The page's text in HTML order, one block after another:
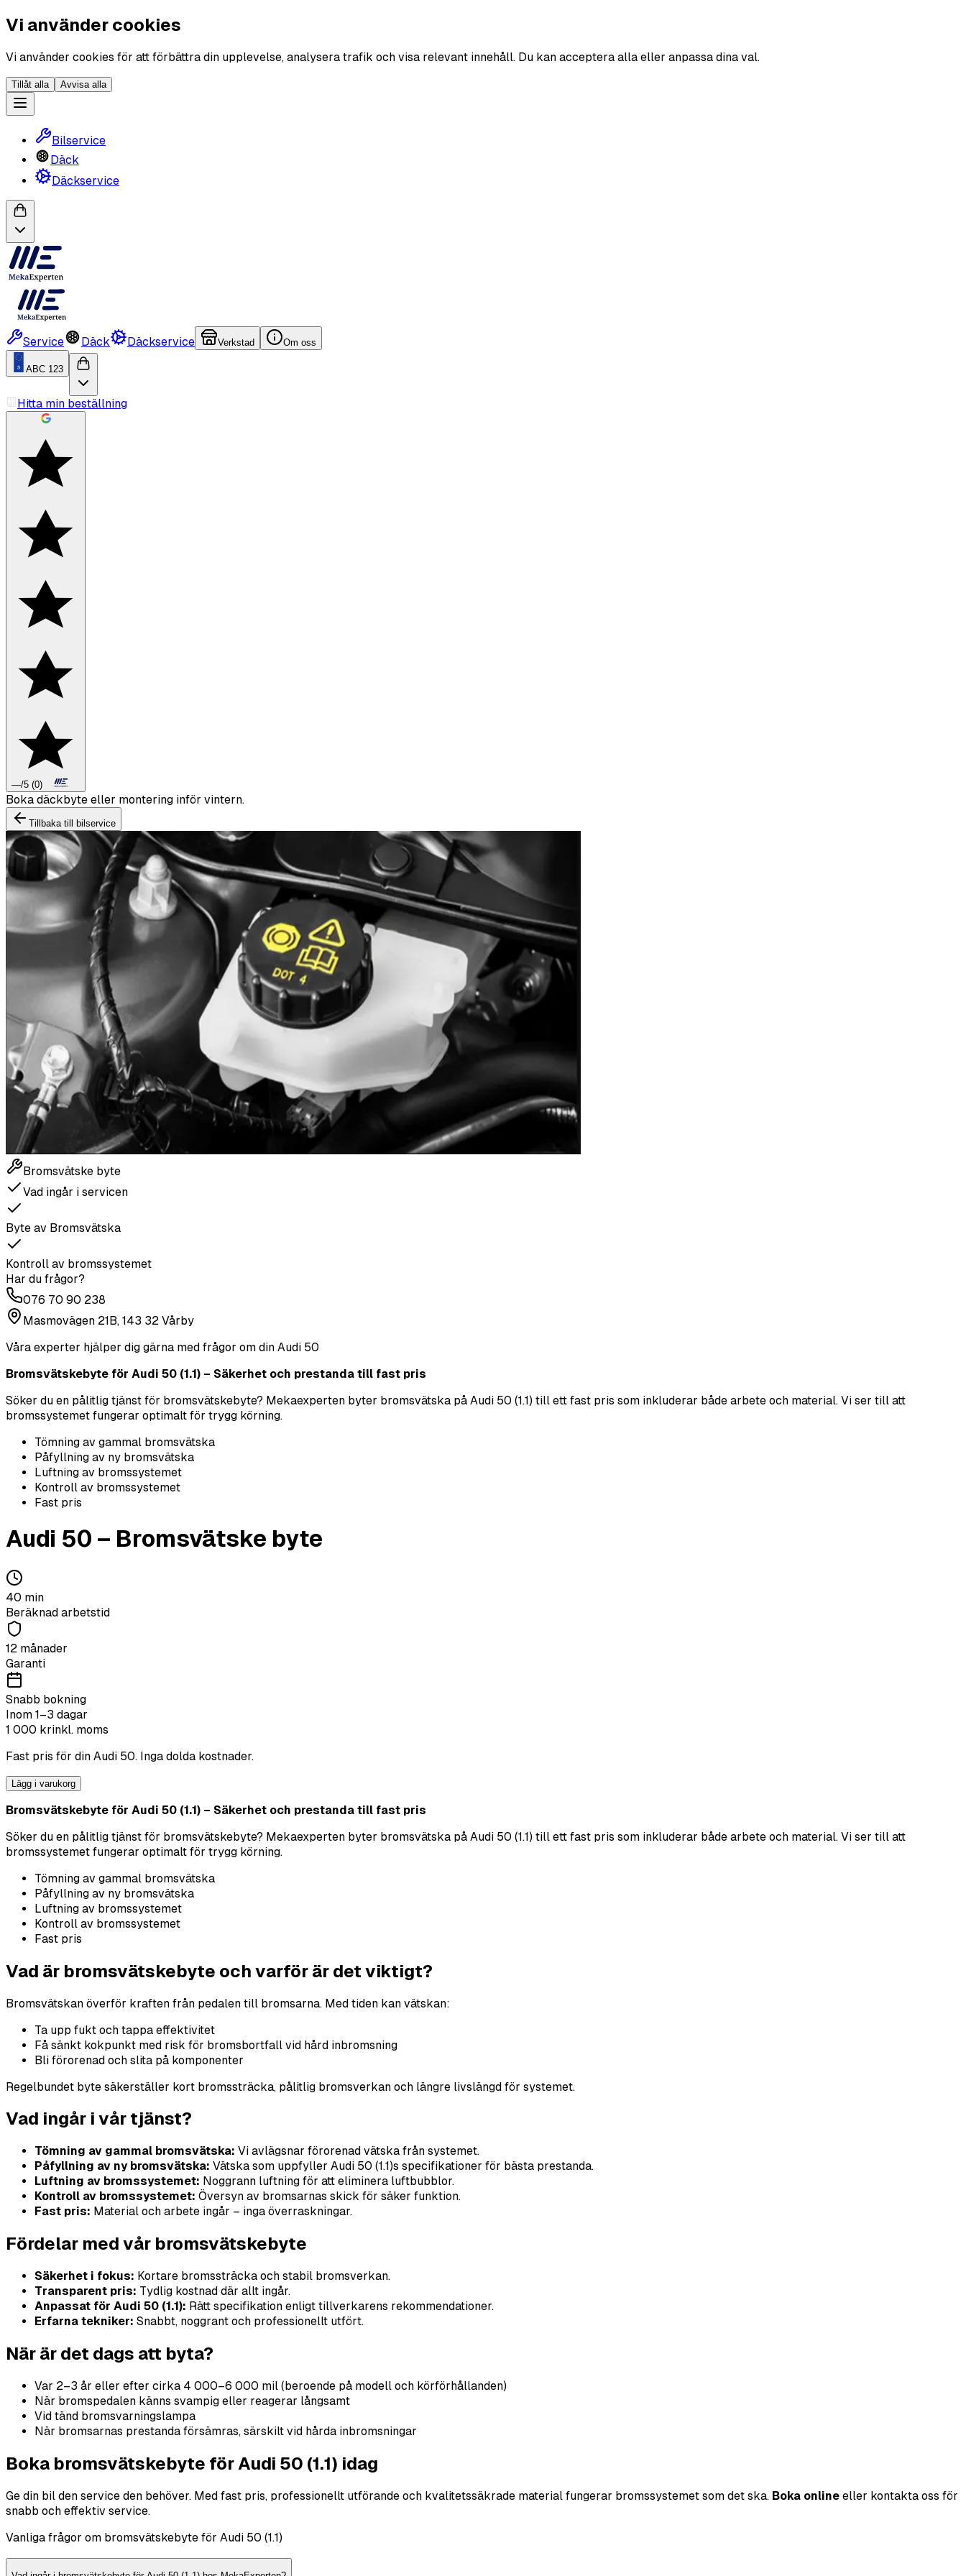
Vi använder cookies
Vi använder cookies för att förbättra din upplevelse, analysera trafik och visa relevant innehåll. Du kan acceptera alla eller anpassa dina val.
Tillåt alla Avvisa alla
Bilservice
Däck
Däckservice
Service Däck Däckservice Verkstad Om oss
ABC 123
Hitta min beställning
—/5 (0)
Boka däckbyte eller montering inför vintern.
Tillbaka till bilservice
Bromsvätske byte
Vad ingår i servicen
Byte av Bromsvätska
Kontroll av bromssystemet
Har du frågor?
076 70 90 238
Masmovägen 21B, 143 32 Vårby
Våra experter hjälper dig gärna med frågor om din Audi 50
Bromsvätskebyte för Audi 50 (1.1) – Säkerhet och prestanda till fast pris
Söker du en pålitlig tjänst för bromsvätskebyte? Mekaexperten byter bromsvätska på Audi 50 (1.1) till ett fast pris som inkluderar både arbete och material. Vi ser till att
bromssystemet fungerar optimalt för trygg körning.
Tömning av gammal bromsvätska
Påfyllning av ny bromsvätska
Luftning av bromssystemet
Kontroll av bromssystemet
Fast pris
Audi 50 – Bromsvätske byte
40 min
Beräknad arbetstid
12 månader
Garanti
Snabb bokning
Inom 1–3 dagar
1 000 krinkl. moms
Fast pris för din Audi 50. Inga dolda kostnader.
Lägg i varukorg
Bromsvätskebyte för Audi 50 (1.1) – Säkerhet och prestanda till fast pris
Söker du en pålitlig tjänst för bromsvätskebyte? Mekaexperten byter bromsvätska på Audi 50 (1.1) till ett fast pris som inkluderar både arbete och material. Vi ser till att
bromssystemet fungerar optimalt för trygg körning.
Tömning av gammal bromsvätska
Påfyllning av ny bromsvätska
Luftning av bromssystemet
Kontroll av bromssystemet
Fast pris
Vad är bromsvätskebyte och varför är det viktigt?
Bromsvätskan överför kraften från pedalen till bromsarna. Med tiden kan vätskan:
Ta upp fukt och tappa effektivitet
Få sänkt kokpunkt med risk för bromsbortfall vid hård inbromsning
Bli förorenad och slita på komponenter
Regelbundet byte säkerställer kort bromssträcka, pålitlig bromsverkan och längre livslängd för systemet.
Vad ingår i vår tjänst?
Tömning av gammal bromsvätska: Vi avlägsnar förorenad vätska från systemet.
Påfyllning av ny bromsvätska: Vätska som uppfyller Audi 50 (1.1)s specifikationer för bästa prestanda.
Luftning av bromssystemet: Noggrann luftning för att eliminera luftbubblor.
Kontroll av bromssystemet: Översyn av bromsarnas skick för säker funktion.
Fast pris: Material och arbete ingår – inga överraskningar.
Fördelar med vår bromsvätskebyte
Säkerhet i fokus: Kortare bromssträcka och stabil bromsverkan.
Transparent pris: Tydlig kostnad där allt ingår.
Anpassat för Audi 50 (1.1): Rätt specifikation enligt tillverkarens rekommendationer.
Erfarna tekniker: Snabbt, noggrant och professionellt utfört.
När är det dags att byta?
Var 2–3 år eller efter cirka 4 000–6 000 mil (beroende på modell och körförhållanden)
När bromspedalen känns svampig eller reagerar långsamt
Vid tänd bromsvarningslampa
När bromsarnas prestanda försämras, särskilt vid hårda inbromsningar
Boka bromsvätskebyte för Audi 50 (1.1) idag
Ge din bil den service den behöver. Med fast pris, professionellt utförande och kvalitetssäkrade material fungerar bromssystemet som det ska. Boka online eller kontakta oss för
snabb och effektiv service.
Vanliga frågor om bromsvätskebyte för Audi 50 (1.1)